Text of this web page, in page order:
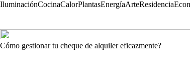
IluminaciónCocinaCalorPlantasEnergíaArteResidencia
Cómo gestionar tu cheque de alquiler eficazmente?